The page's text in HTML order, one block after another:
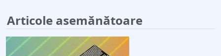
Articole asemănătoare